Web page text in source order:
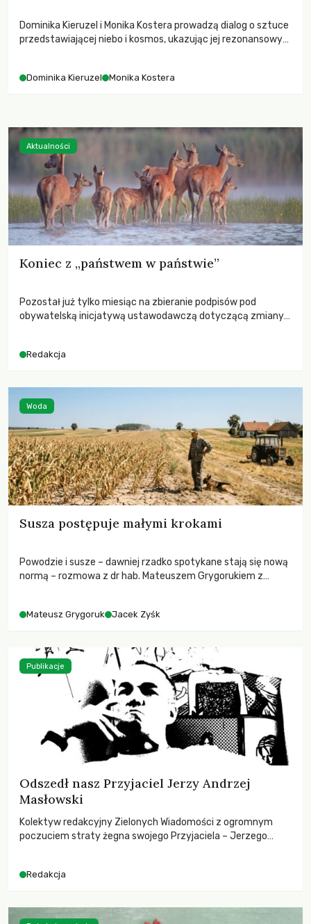
Dominika Kieruzel i Monika Kostera prowadzą dialog o sztuce
przedstawiającej niebo i kosmos, ukazując jej rezonansowy
Dominika Kieruzel Monika Kostera
Koniec z „państwem w państwie”
Pozostał już tylko miesiąc na zbieranie podpisów pod
obywatelską inicjatywą ustawodawczą dotyczącą zmiany
niezwykle korzystne rozwiązania dla przyrody i zwierząt,
funkcjonowania łowiectwa w Polsce.
Redakcja
Aktualności
Susza postępuje małymi krokami
Powodzie i susze – dawniej rzadko spotykane stają się nową
normą – rozmowa z dr hab. Mateuszem Grygorukiem z
Mateusz Grygoruk Jacek Zyśk
Woda
Odszedł nasz Przyjaciel Jerzy Andrzej
Masłowski
Kolektyw redakcyjny Zielonych Wiadomości z ogromnym
poczuciem straty żegna swojego Przyjaciela – Jerzego
Redakcja
Publikacje